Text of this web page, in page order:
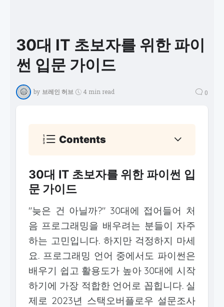
30대 IT 초보자를 위한 파이
썬 입문 가이드
by 브레인 허브 4 min read 0
Contents
30대 IT 초보자를 위한 파이썬 입
문 가이드
"늦은 건 아닐까?" 30대에 접어들어 처
음 프로그래밍을 배우려는 분들이 자주
하는 고민입니다. 하지만 걱정하지 마세
요. 프로그래밍 언어 중에서도 파이썬은
배우기 쉽고 활용도가 높아 30대에 시작
하기에 가장 적합한 언어로 꼽힙니다. 실
제로 2023년 스택오버플로우 설문조사